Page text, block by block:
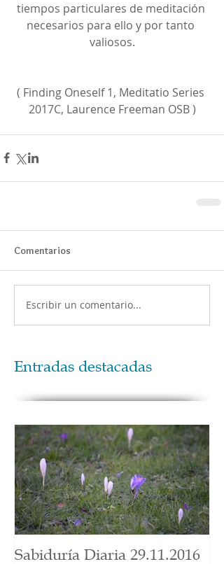
tiempos particulares de meditación
necesarios para ello y por tanto
valiosos.
( Finding Oneself 1, Meditatio Series
2017C, Laurence Freeman OSB )
Comentarios
Escribir un comentario...
Entradas destacadas
Sabiduría Diaria 29.11.2016